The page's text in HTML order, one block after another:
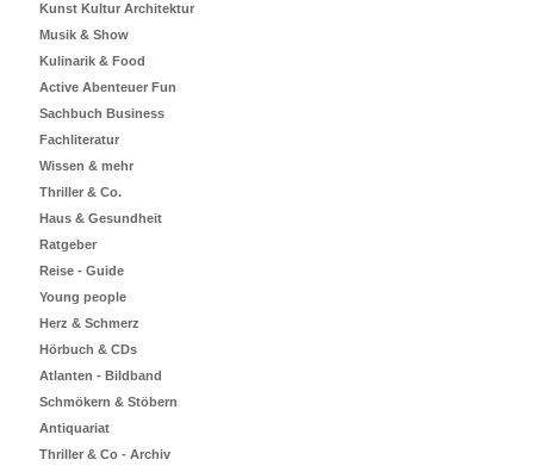
Kunst Kultur Architektur
Musik & Show
Kulinarik & Food
Active Abenteuer Fun
Sachbuch Business
Fachliteratur
Wissen & mehr
Thriller & Co.
Haus & Gesundheit
Ratgeber
Reise - Guide
Young people
Herz & Schmerz
Hörbuch & CDs
Atlanten - Bildband
Schmökern & Stöbern
Antiquariat
Thriller & Co - Archiv